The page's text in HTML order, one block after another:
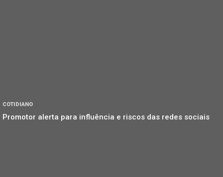
COTIDIANO
Promotor alerta para influência e riscos das redes sociais